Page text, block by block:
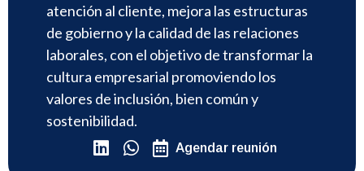
atención al cliente, mejora las estructuras
de gobierno y la calidad de las relaciones
laborales, con el objetivo de transformar la
cultura empresarial promoviendo los
valores de inclusión, bien común y
sostenibilidad.
Agendar reunión